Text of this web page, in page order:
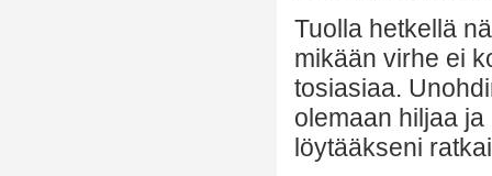
Tuolla hetkellä
mikään virhe ei
tosiasiaa.
olemaan hiljaa
löytääkseni